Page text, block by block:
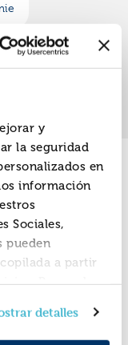
y
la seguridad
en
información
Sociales,
pueden
a partir
Recuerda
Para más
y la
detalles